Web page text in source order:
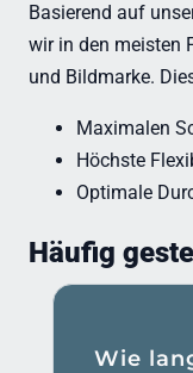
Basierend auf
wir in den meisten
und Bildmarke.
Maximalen
Höchste
Optimale
Häufig
Wie